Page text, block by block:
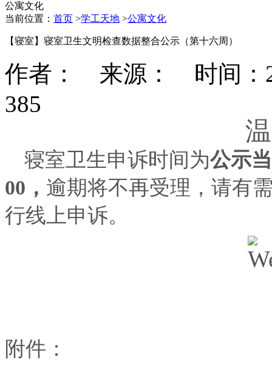
公寓文化
当前位置： 首页 >学工天地 >公寓文化
【寝室】寝室卫生文明检查数据整合公示（第十六周）
作者： 来源： 时间：
385
寝室卫生申诉时间为公示
00， 逾期将不再受理，请有
行线上申诉。
附件：